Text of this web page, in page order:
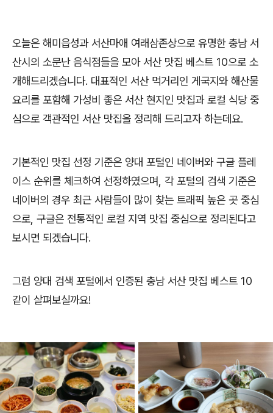
오늘은 해미읍성과 서산마애 여래삼존상으로 유명한 충남 서
산시의 소문난 음식점들을 모아 서산 맛집 베스트 10으로 소
개해드리겠습니다. 대표적인 서산 먹거리인 게국지와 해산물
요리를 포함해 가성비 좋은 서산 현지인 맛집과 로컬 식당 중
심으로 객관적인 서산 맛집을 정리해 드리고자 하는데요.
기본적인 맛집 선정 기준은 양대 포털인 네이버와 구글 플레
이스 순위를 체크하여 선정하였으며, 각 포털의 검색 기준은
네이버의 경우 최근 사람들이 많이 찾는 트래픽 높은 곳 중심
으로, 구글은 전통적인 로컬 지역 맛집 중심으로 정리된다고
보시면 되겠습니다.
그럼 양대 검색 포털에서 인증된 충남 서산 맛집 베스트 10
같이 살펴보실까요!